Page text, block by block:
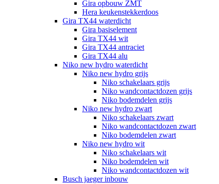
Gira opbouw ZMT
Hera keukenstekkerdoos
Gira TX44 waterdicht
Gira basiselement
Gira TX44 wit
Gira TX44 antraciet
Gira TX44 alu
Niko new hydro waterdicht
Niko new hydro grijs
Niko schakelaars grijs
Niko wandcontactdozen grijs
Niko bodemdelen grijs
Niko new hydro zwart
Niko schakelaars zwart
Niko wandcontactdozen zwart
Niko bodemdelen zwart
Niko new hydro wit
Niko schakelaars wit
Niko bodemdelen wit
Niko wandcontactdozen wit
Busch jaeger inbouw